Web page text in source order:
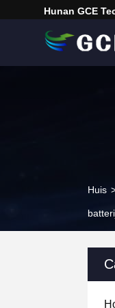
Hunan GCE
Huis